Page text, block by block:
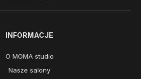
INFORMACJE
O MOMA studio
Nasze salony